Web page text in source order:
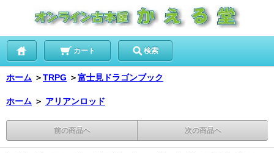
カート 検索
ホーム ＞TRPG ＞富士見ドラゴンブック
ホーム ＞ アリアンロッド
前の商品へ 次の商品へ